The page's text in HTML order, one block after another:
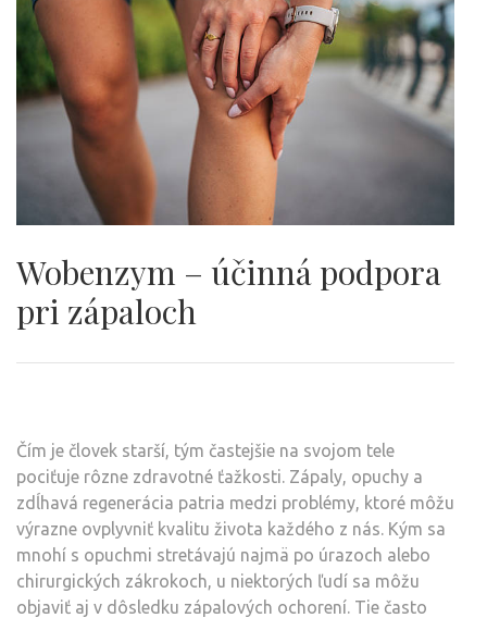
Wobenzym – účinná podpora
pri zápaloch
Čím je človek starší, tým častejšie na svojom tele
pociťuje rôzne zdravotné ťažkosti. Zápaly, opuchy a
zdĺhavá regenerácia patria medzi problémy, ktoré môžu
výrazne ovplyvniť kvalitu života každého z nás. Kým sa
mnohí s opuchmi stretávajú najmä po úrazoch alebo
chirurgických zákrokoch, u niektorých ľudí sa môžu
objaviť aj v dôsledku zápalových ochorení. Tie často